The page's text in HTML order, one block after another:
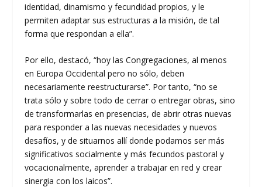
identidad, dinamismo y fecundidad propios, y le
permiten adaptar sus estructuras a la misión, de tal
forma que respondan a ella”.
Por ello, destacó, “hoy las Congregaciones, al menos
en Europa Occidental pero no sólo, deben
necesariamente reestructurarse”. Por tanto, “no se
trata sólo y sobre todo de cerrar o entregar obras, sino
de transformarlas en presencias, de abrir otras nuevas
para responder a las nuevas necesidades y nuevos
desafíos, y de situarnos allí donde podamos ser más
significativos socialmente y más fecundos pastoral y
vocacionalmente, aprender a trabajar en red y crear
sinergia con los laicos”.